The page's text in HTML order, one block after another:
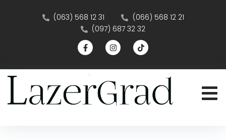
(063) 568 12 31
(066) 568 12 21
(097) 687 32 32